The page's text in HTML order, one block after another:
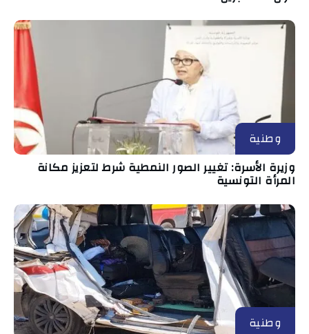
وطنية
وزيرة الأسرة: تغيير الصور النمطية شرط لتعزيز مكانة
المرأة التونسية
وطنية